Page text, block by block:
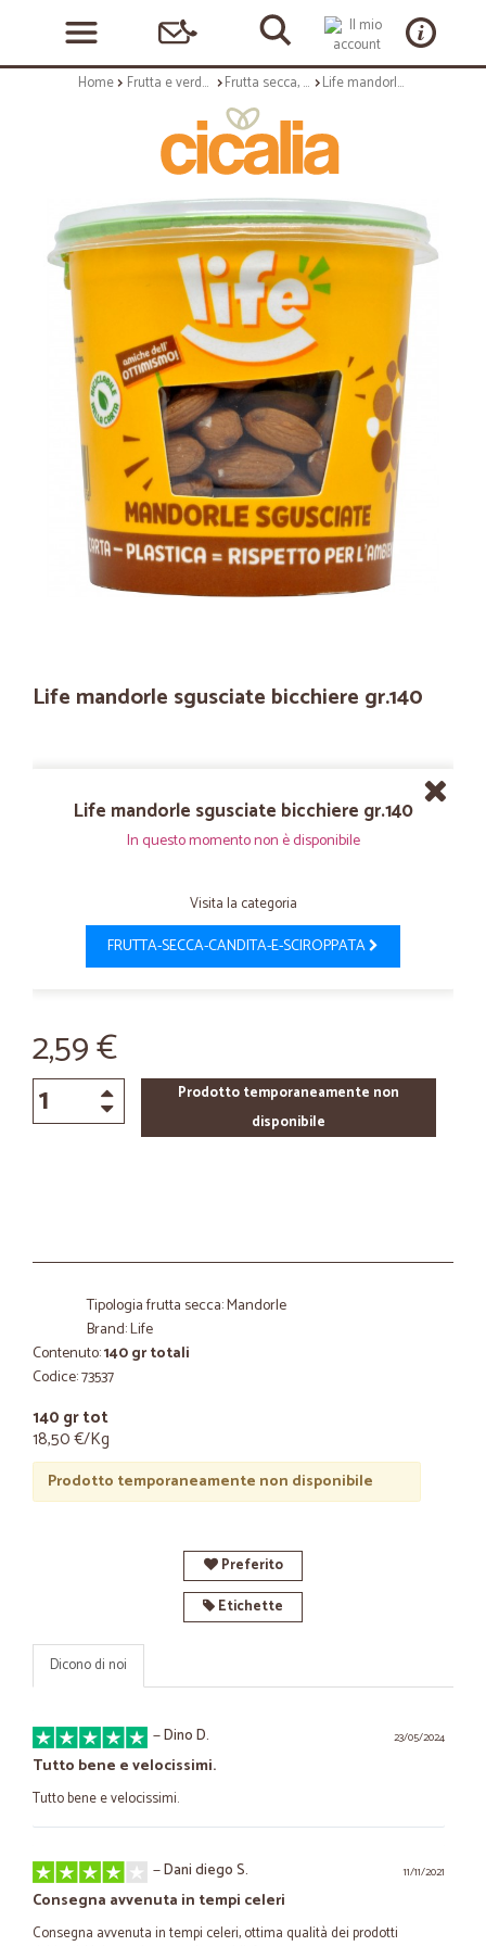
Home Frutta e verdura Frutta secca, candita e sciroppata Life mandorle sgusciate bicchiere gr.140
Life mandorle sgusciate bicchiere gr.140
Life mandorle sgusciate bicchiere gr.140
In questo momento non è disponibile
Visita la categoria
FRUTTA-SECCA-CANDITA-E-SCIROPPATA
2,59 €
Prodotto temporaneamente non
disponibile
Tipologia frutta secca: Mandorle
Brand: Life
Contenuto:140 gr totali
Codice: 73537
140 gr tot
18,50 €/Kg
Prodotto temporaneamente non disponibile
Preferito
Etichette
Dicono di noi
23/05/2024
—Dino D.
Tutto bene e velocissimi.
Tutto bene e velocissimi.
11/11/2021
—Dani diego S.
Consegna avvenuta in tempi celeri
Consegna avvenuta in tempi celeri, ottima qualità dei prodotti